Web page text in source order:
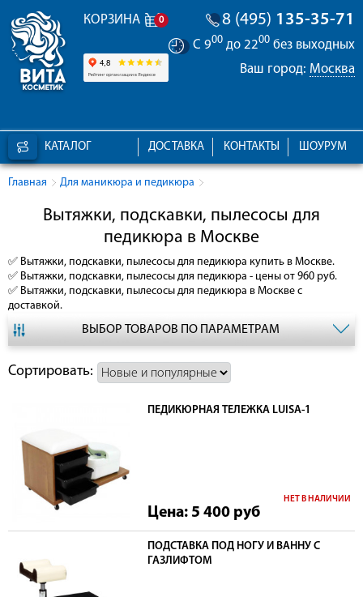
КОРЗИНА 0 8 (495) 135-35-71
С 900 до 2200 без выходных
Ваш город: Москва
КАТАЛОГ ШОУРУМ
КОНТАКТЫ
ДОСТАВКА
Главная Для маникюра и педикюра
Вытяжки, подскавки, пылесосы для
педикюра в Москве
✅ Вытяжки, подскавки, пылесосы для педикюра купить в Москве.
✅ Вытяжки, подскавки, пылесосы для педикюра - цены от 960 руб.
✅ Вытяжки, подскавки, пылесосы для педикюра в Москве с
доставкой.
ВЫБОР ТОВАРОВ ПО ПАРАМЕТРАМ
Сортировать:
ПЕДИКЮРНАЯ ТЕЛЕЖКА LUISA-1
Цена: 5 400 руб
НЕТ В НАЛИЧИИ
ПОДСТАВКА ПОД НОГУ И ВАННУ С
ГАЗЛИФТОМ